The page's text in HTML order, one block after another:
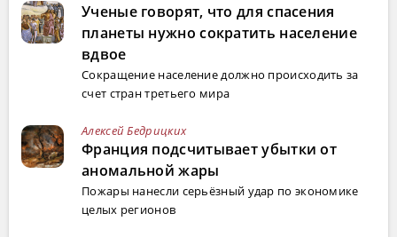
Ученые говорят, что для спасения
планеты нужно сократить население
вдвое
Сокращение население должно происходить за
счет стран третьего мира
Алексей Бедрицких
Франция подсчитывает убытки от
аномальной жары
Пожары нанесли серьёзный удар по экономике
целых регионов